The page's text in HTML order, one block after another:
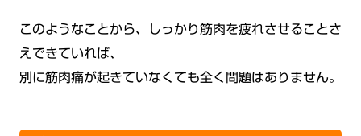
このようなことから、しっかり筋肉を疲れさせることさ
えできていれば、
別に筋肉痛が起きていなくても全く問題はありません。